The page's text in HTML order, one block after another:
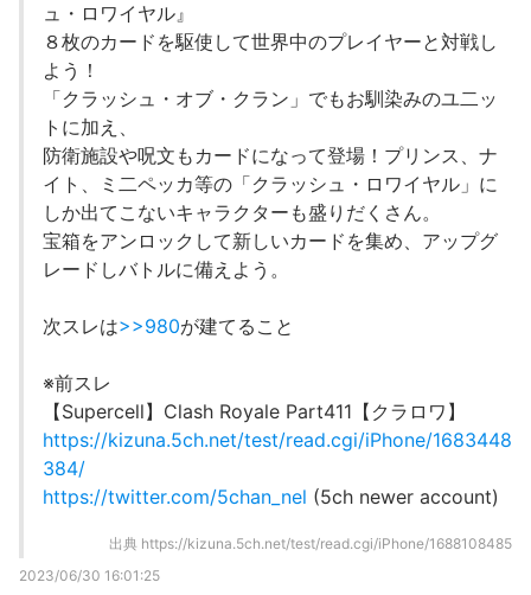
ュ・ロワイヤル』
８枚のカードを駆使して世界中のプレイヤーと対戦し
よう！
「クラッシュ・オブ・クラン」でもお馴染みのユ二ッ
トに加え、
防衛施設や呪文もカードになって登場！プリンス、ナ
イト、ミ二ペッカ等の「クラッシュ・ロワイヤル」に
しか出てこないキャラクターも盛りだくさん。
宝箱をアンロックして新しいカードを集め、アップグ
レードしバトルに備えよう。
次スレは>>980が建てること
※前スレ
【Supercell】Clash Royale Part411【クラロワ】
https://kizuna.5ch.net/test/read.cgi/iPhone/1683448
384/
https://twitter.com/5chan_nel (5ch newer account)
出典 https://kizuna.5ch.net/test/read.cgi/iPhone/1688108485
2023/06/30 16:01:25